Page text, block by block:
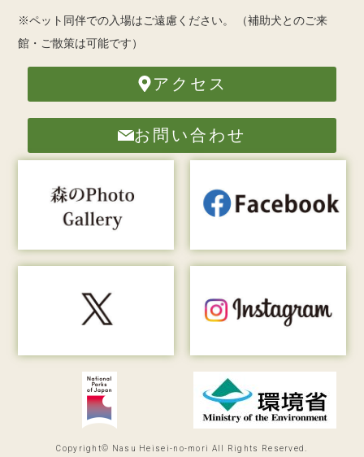
※ペット同伴での入場はご遠慮ください。
（補助犬とのご来
館・ご散策は可能です）
アクセス
お問い合わせ
Copyright© Nasu Heisei-no-mori All Rights Reserved.